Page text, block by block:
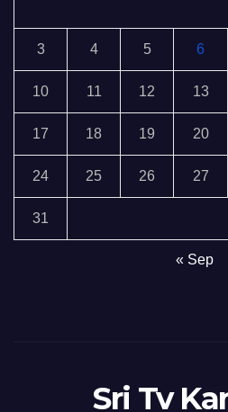
3 4 5 6
10 11 12 13
17 18 19 20
24 25 26 27
31
« Sep
Sri Tv